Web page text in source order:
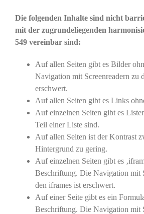
Die folgenden Inhalte sind nicht
mit der zugrundeliegenden
549 vereinbar sind:
Auf allen Seiten gibt es Bilder
Navigation mit Screenreadern zu
erschwert.
Auf allen Seiten gibt es Links
Auf einzelnen Seiten gibt es
Teil einer Liste sind.
Auf allen Seiten ist der Kontrast
Hintergrund zu gering.
Auf einzelnen Seiten gibt es
Beschriftung. Die Navigation mit
den iframes ist erschwert.
Auf einer Seite gibt es ein
Beschriftung. Die Navigation mit